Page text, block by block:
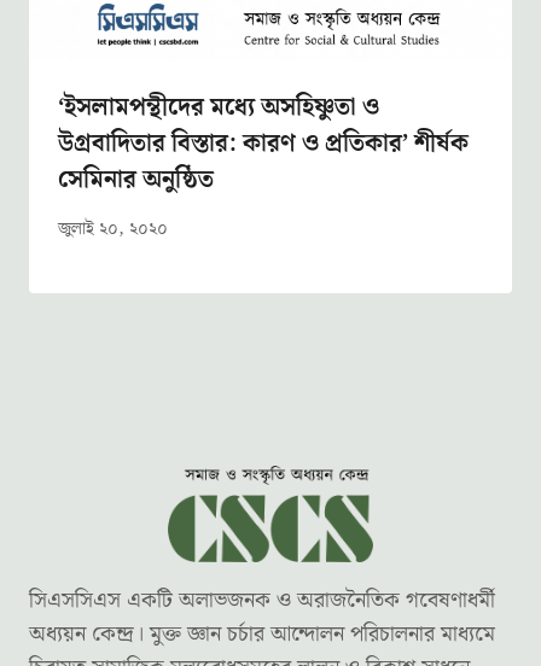
‌‘ইসলামপন্থীদের মধ্যে অসহিষ্ণুতা ও
উগ্রবাদিতার বিস্তার: কারণ ও প্রতিকার’ শীর্ষক
সেমিনার অনুষ্ঠিত
জুলাই ২০, ২০২০
সিএসসিএস একটি অলাভজনক ও অরাজনৈতিক গবেষণাধর্মী
অধ্যয়ন কেন্দ্র। মুক্ত জ্ঞান চর্চার আন্দোলন পরিচালনার মাধ্যমে